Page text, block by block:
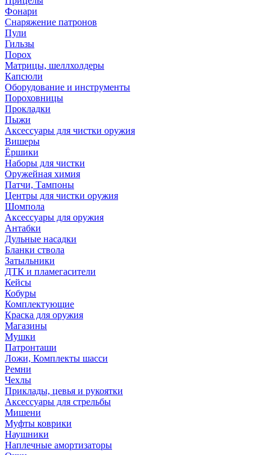
Фонари
Снаряжение патронов
Пули
Гильзы
Порох
Матрицы, шеллхолдеры
Капсюли
Оборудование и инструменты
Пороховницы
Прокладки
Пыжи
Аксессуары для чистки оружия
Вишеры
Ёршики
Наборы для чистки
Оружейная химия
Патчи, Тампоны
Центры для чистки оружия
Шомпола
Аксессуары для оружия
Антабки
Дульные насадки
Бланки ствола
Затыльники
ДТК и пламегасители
Кейсы
Кобуры
Комплектующие
Краска для оружия
Магазины
Мушки
Патронташи
Ложи, Комплекты шасси
Ремни
Чехлы
Приклады, цевья и рукоятки
Аксессуары для стрельбы
Мишени
Муфты коврики
Наушники
Наплечные амортизаторы